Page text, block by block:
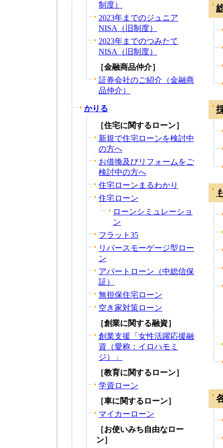
制度）
2023年までのジュニア
NISA（旧制度）
2023年までのつみたて
NISA（旧制度）
［金融商品仲介］
証券会社のご紹介（金融商
品仲介）
かりる
［住宅に関するローン］
新規で住宅ローンを検討中
の方へ
お借換及びリフォームをご
検討中の方へ
住宅ローンまるわかり
住宅ローン
ローンシミュレーショ
ン
フラット35
リバースモーゲージ型ロー
ン
アパートローン（中総信保
証）
無担保住宅ローン
空き家対策ローン
［創業に関する融資］
創業支援「女性活躍応援融
資（愛称：イロハモミ
ジ）」
［教育に関するローン］
学資ローン
［車に関するローン］
マイカーローン
［お使いみち自由なロー
ン］